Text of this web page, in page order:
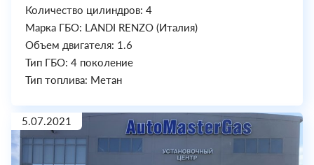
Количество цилиндров: 4
Марка ГБО: LANDI RENZO (Италия)
Объем двигателя: 1.6
Тип ГБО: 4 поколение
Тип топлива: Метан
5.07.2021